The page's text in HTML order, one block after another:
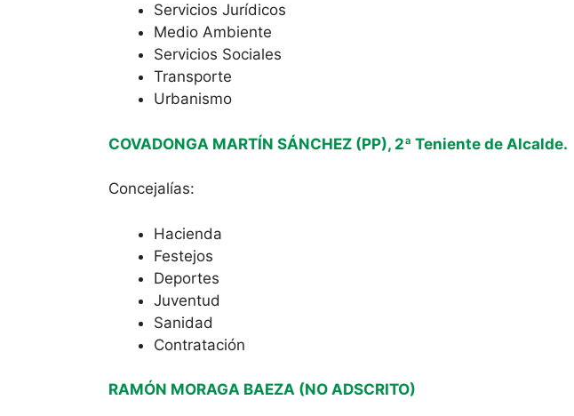
Servicios Jurídicos
Medio Ambiente
Servicios Sociales
Transporte
Urbanismo
COVADONGA MARTÍN SÁNCHEZ (PP), 2ª Teniente de Alcalde.
Concejalías:
Hacienda
Festejos
Deportes
Juventud
Sanidad
Contratación
RAMÓN MORAGA BAEZA (NO ADSCRITO)